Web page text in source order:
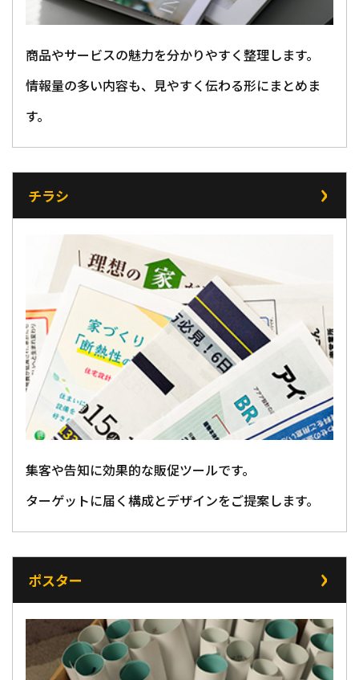
商品やサービスの魅力を分かりやすく整理します。
情報量の多い内容も、見やすく伝わる形にまとめま
す。
チラシ
集客や告知に効果的な販促ツールです。
ターゲットに届く構成とデザインをご提案します。
ポスター